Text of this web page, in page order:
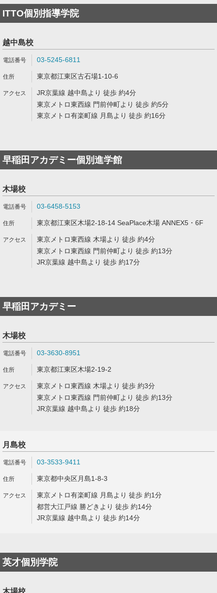
ITTO個別指導学院
越中島校
03-5245-6811
東京都江東区古石場1-10-6
JR京葉線 越中島より 徒歩 約4分
東京メトロ東西線 門前仲町より 徒歩 約5分
東京メトロ有楽町線 月島より 徒歩 約16分
早稲田アカデミー個別進学館
木場校
03-6458-5153
東京都江東区木場2-18-14 SeaPlace木場 ANNEX5・6F
東京メトロ東西線 木場より 徒歩 約4分
東京メトロ東西線 門前仲町より 徒歩 約13分
JR京葉線 越中島より 徒歩 約17分
早稲田アカデミー
木場校
03-3630-8951
東京都江東区木場2-19-2
東京メトロ東西線 木場より 徒歩 約3分
東京メトロ東西線 門前仲町より 徒歩 約13分
JR京葉線 越中島より 徒歩 約18分
月島校
03-3533-9411
東京都中央区月島1-8-3
東京メトロ有楽町線 月島より 徒歩 約1分
都営大江戸線 勝どきより 徒歩 約14分
JR京葉線 越中島より 徒歩 約14分
英才個別学院
木場校